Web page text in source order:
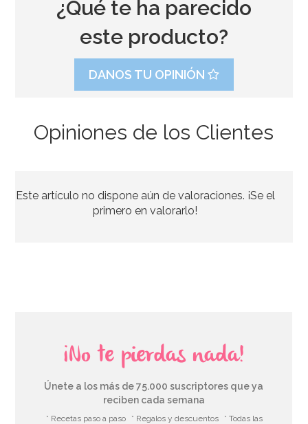
37,95€ 33,39€
¿Qué te ha parecido
este producto?
DANOS TU OPINIÓN
Opiniones de los Clientes
Este artículo no dispone aún de valoraciones. ¡Se el
primero en valorarlo!
¡No te pierdas nada!
Únete a los más de 75.000 suscriptores que ya
reciben cada semana
* Recetas paso a paso * Regalos y descuentos
* Todas las